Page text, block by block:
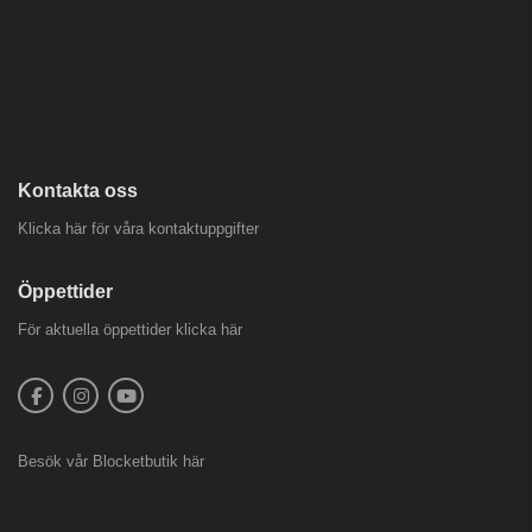
Kontakta oss
Klicka här för våra kontaktuppgifter
Öppettider
För aktuella öppettider klicka här
Besök vår Blocketbutik här